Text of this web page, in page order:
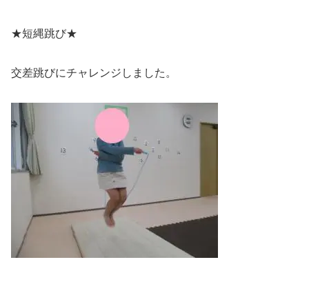
★短縄跳び★
交差跳びにチャレンジしました。